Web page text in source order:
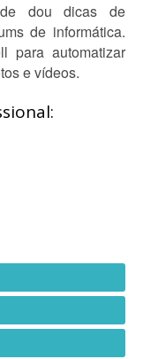
dou dicas de
de informática.
para automatizar
e vídeos.